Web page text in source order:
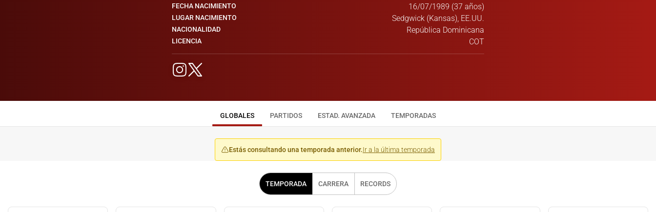
FECHA NACIMIENTO 16/07/1989 (37 años)
LUGAR NACIMIENTO Sedgwick (Kansas), EE.UU.
NACIONALIDAD República Dominicana
LICENCIA COT
GLOBALES PARTIDOS ESTAD. AVANZADA TEMPORADAS
Estás consultando una temporada anterior.Ir a la última temporada
TEMPORADA CARRERA RECORDS